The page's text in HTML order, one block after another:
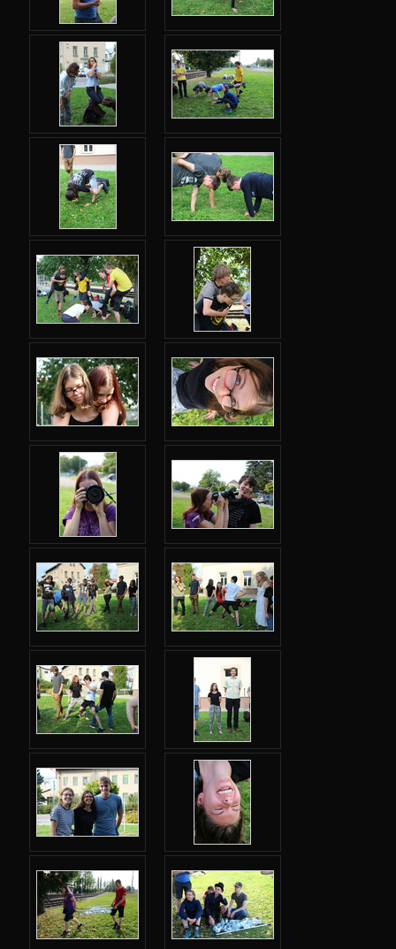
Karolínka
Šifrovačka
Labyrint
Videa
Fotky
Seznamovačky
Šifrovačka
Bitcoin
Rozcvička
Koleje
Assembler
Labyrint
MHD
Výlet
Praktické cvičení
Jan-ke-po
Svítící bitva
Oprava stroje času
Závěrečná hostina
Odjezd
Atmosféra
Tablo
Ze života
Koťátko 😺
Různé
Jarní 2021
Podzimní 2020
Jarní 2020